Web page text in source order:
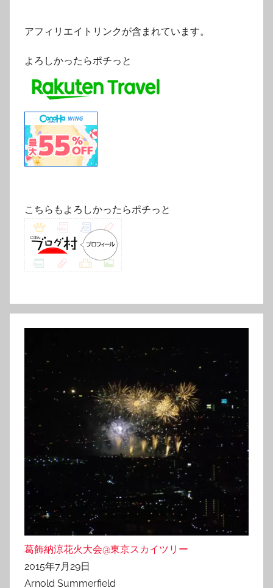
アフィリエイトリンクが含まれています。
よろしかったらポチっと
こちらもよろしかったらポチっと
葛飾納涼花火大会@東京スカイツリー
2015年7月29日
Arnold Summerfield